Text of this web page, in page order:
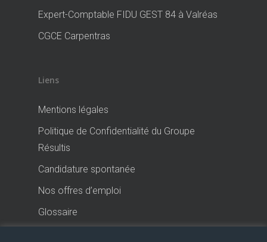
Expert-Comptable FIDU GEST 84 à Valréas
CGCE Carpentras
Liens
Mentions légales
Politique de Confidentialité du Groupe
Résultis
Candidature spontanée
Nos offres d’emploi
Glossaire